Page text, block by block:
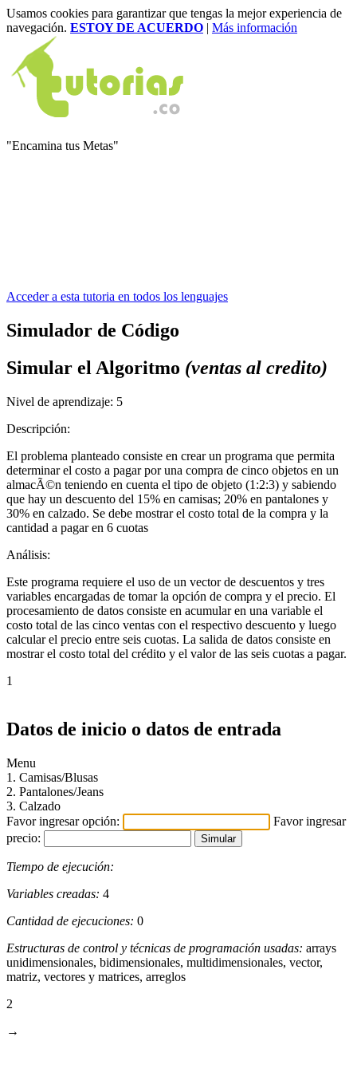
Usamos cookies para garantizar que tengas la mejor experiencia de
navegación. ESTOY DE ACUERDO | Más información
"Encamina tus Metas"
Acceder a esta tutoria en todos los lenguajes
Simulador de Código
Simular el Algoritmo (ventas al credito)
Nivel de aprendizaje: 5
Descripción:
El problema planteado consiste en crear un programa que permita
determinar el costo a pagar por una compra de cinco objetos en un
almacÃ©n teniendo en cuenta el tipo de objeto (1:2:3) y sabiendo
que hay un descuento del 15% en camisas; 20% en pantalones y
30% en calzado. Se debe mostrar el costo total de la compra y la
cantidad a pagar en 6 cuotas
Análisis:
Este programa requiere el uso de un vector de descuentos y tres
variables encargadas de tomar la opción de compra y el precio. El
procesamiento de datos consiste en acumular en una variable el
costo total de las cinco ventas con el respectivo descuento y luego
calcular el precio entre seis cuotas. La salida de datos consiste en
mostrar el costo total del crédito y el valor de las seis cuotas a pagar.
1
Datos de inicio o datos de entrada
Menu
1. Camisas/Blusas
2. Pantalones/Jeans
3. Calzado
Favor ingresar opción:
Favor ingresar
precio:
Tiempo de ejecución:
Variables creadas: 4
Cantidad de ejecuciones: 0
Estructuras de control y técnicas de programación usadas: arrays
unidimensionales, bidimensionales, multidimensionales, vector,
matriz, vectores y matrices, arreglos
2
→